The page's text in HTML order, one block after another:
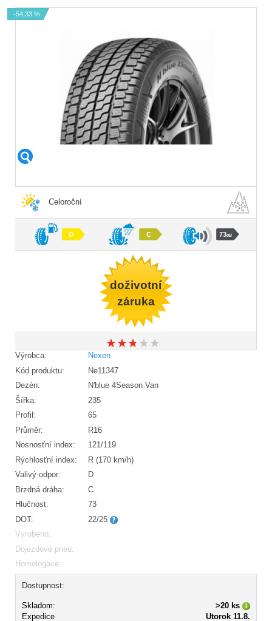
-54,33 %
Celoroční
D C 73dB
doživotní
záruka
★★★★★
★★★★★
Výrobca:
Nexen
Kód produktu:
Ne11347
Dezén:
N'blue 4Season Van
Šířka:
235
Profil:
65
Průměr:
R16
Nosnosťní index:
121/119
Rýchlosťní index:
R (170 km/h)
Valivý odpor:
D
Brzdná dráha:
C
Hlučnost:
73
DOT:
22/25
Vyrobeno:
Dojezdové pneu:
Homologace:
Dostupnost:
Skladom:
>20 ks
Expedice
Utorok 11.8.